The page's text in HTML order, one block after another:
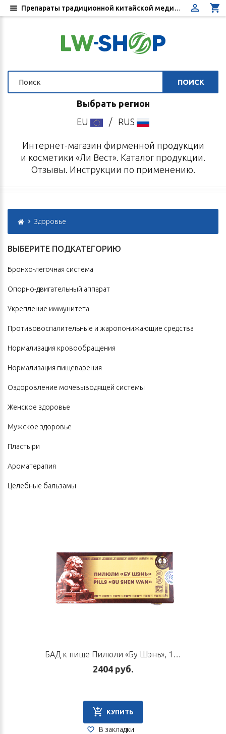
ПОИСК
Выбрать регион
EU
/ RUS
Интернет-магазин фирменной продукции
и косметики «Ли Вест». Каталог продукции.
Отзывы. Инструкции по применению.
Здоровье
ВЫБЕРИТЕ ПОДКАТЕГОРИЮ
Бронхо-легочная система
Опорно-двигательный аппарат
Укрепление иммунитета
Противовоспалительные и жаропонижающие средства
Нормализация кровообращения
Нормализация пищеварения
Оздоровление мочевыводящей системы
Женское здоровье
Мужское здоровье
Пластыри
Ароматерапия
Целебные бальзамы
БАД к пище Пилюли «Бу Шэнь», 10 пилюль по 6 г
2404 руб.
КУПИТЬ
В закладки
Препараты традиционной китайской медицины - Купить в интернет-магазине «Ли Вест»